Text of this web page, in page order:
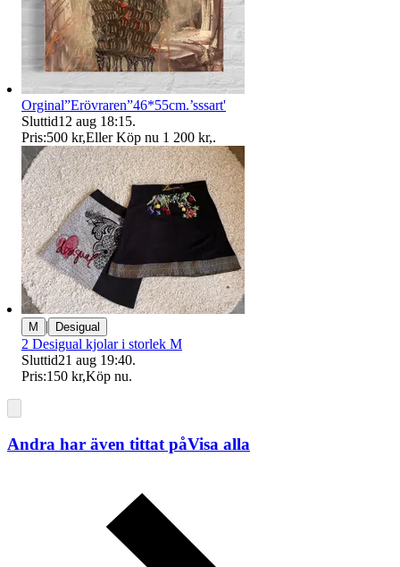
Orginal”Erövraren”46*55cm.’sssart'
Sluttid12 aug 18:15.
Pris:500 kr,Eller Köp nu 1 200 kr,.
M | Desigual
2 Desigual kjolar i storlek M
Sluttid21 aug 19:40.
Pris:150 kr,Köp nu.
Andra har även tittat påVisa alla